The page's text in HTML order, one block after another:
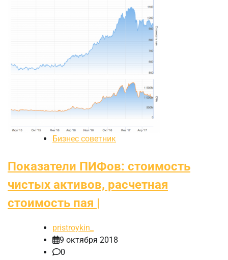
Бизнес советник
Показатели ПИФов: стоимость
чистых активов, расчетная
стоимость пая |
pristroykin_
9 октября 2018
0